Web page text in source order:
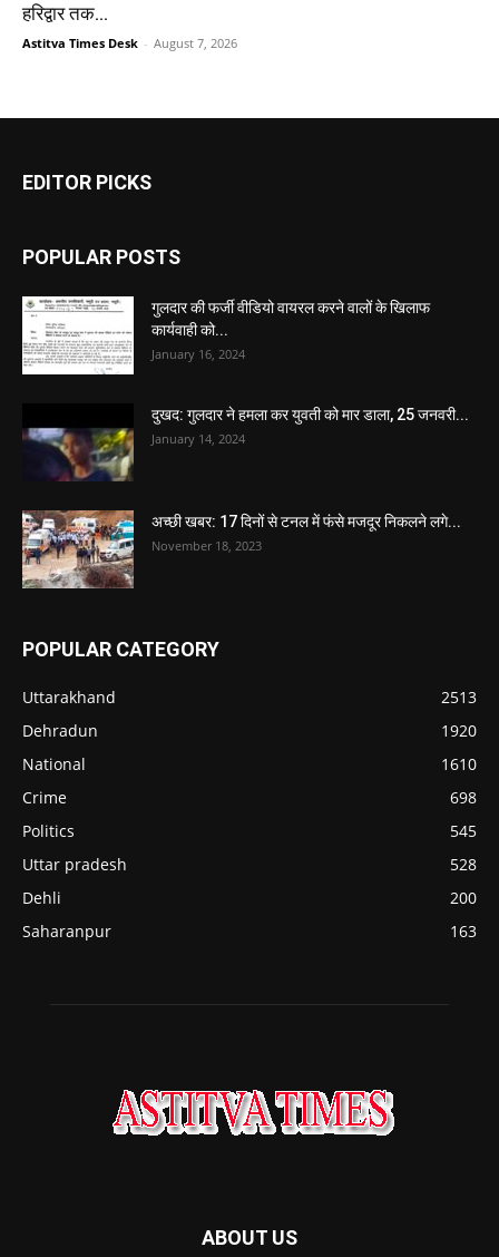
हरिद्वार तक...
Astitva Times Desk - August 7, 2026
EDITOR PICKS
POPULAR POSTS
गुलदार की फर्जी वीडियो वायरल करने वालों के खिलाफ
कार्यवाही को...
January 16, 2024
दुखद: गुलदार ने हमला कर युवती को मार डाला, 25 जनवरी...
January 14, 2024
अच्छी खबर: 17 दिनों से टनल में फंसे मजदूर निकलने लगे...
November 18, 2023
POPULAR CATEGORY
Uttarakhand
2513
Dehradun
1920
National
1610
Crime
698
Politics
545
Uttar pradesh
528
Dehli
200
Saharanpur
163
ABOUT US